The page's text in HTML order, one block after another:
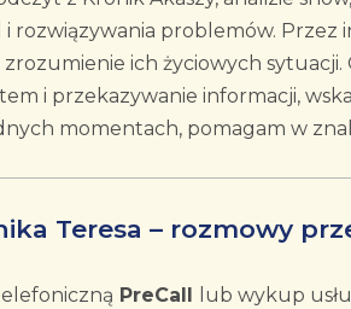
i rozwiązywania problemów.
zrozumienie ich życiowych
i przekazywanie informacji,
momentach, pomagam w
Teresa – rozmowy
PreCall lub wykup